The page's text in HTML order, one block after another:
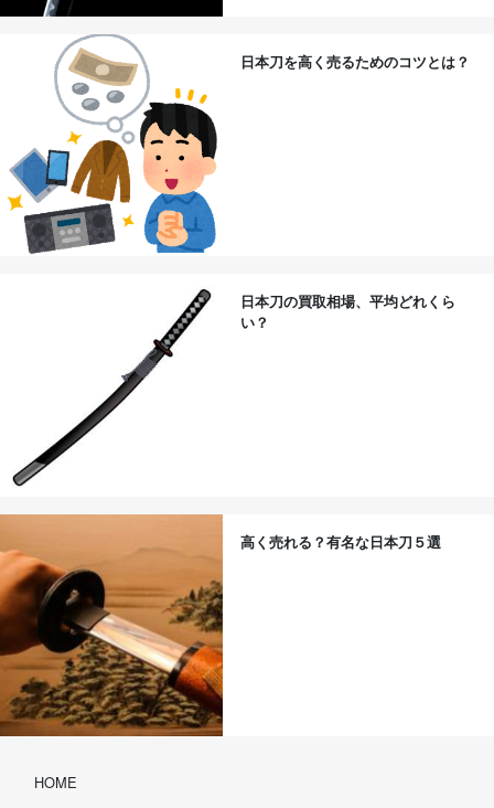
日本刀を高く売るためのコツとは？
日本刀の買取相場、平均どれくら
い？
高く売れる？有名な日本刀５選
HOME